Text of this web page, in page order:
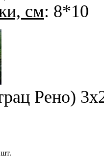
см: 8*10
Рено)
шт.